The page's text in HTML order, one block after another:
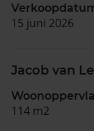
15 juni 2026
Jacob van
114 m2